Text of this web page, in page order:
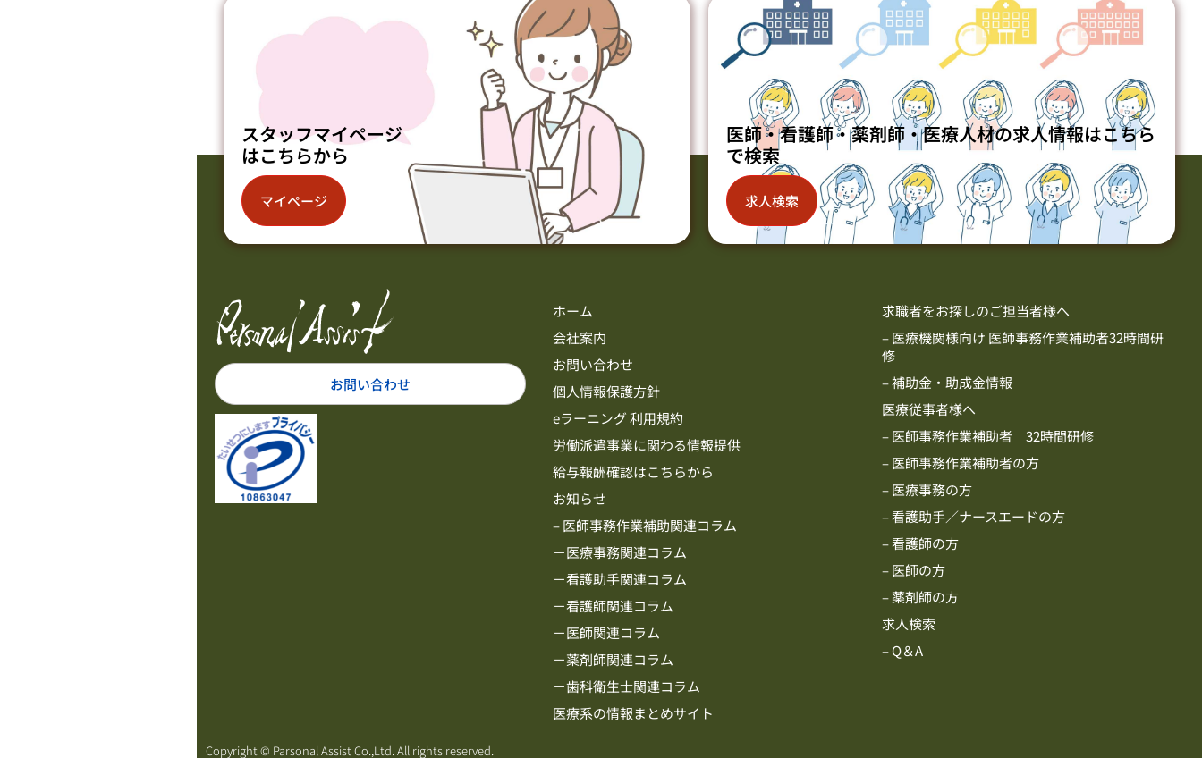
スタッフマイページ
はこちらから
マイページ
医師・看護師・薬剤師・医療人材の求人情報はこちら
で検索
求人検索
お問い合わせ
ホーム
会社案内
お問い合わせ
個人情報保護方針
eラーニング 利用規約
労働派遣事業に関わる情報提供
給与報酬確認はこちらから
お知らせ
– 医師事務作業補助関連コラム
－医療事務関連コラム
－看護助手関連コラム
－看護師関連コラム
－医師関連コラム
－薬剤師関連コラム
－歯科衛生士関連コラム
医療系の情報まとめサイト
求職者をお探しのご担当者様へ
– 医療機関様向け 医師事務作業補助者32時間研
修
– 補助金・助成金情報
医療従事者様へ
– 医師事務作業補助者 32時間研修
– 医師事務作業補助者の方
– 医療事務の方
– 看護助手／ナースエードの方
– 看護師の方
– 医師の方
– 薬剤師の方
求人検索
– Q＆A
Copyright © Parsonal Assist Co.,Ltd. All rights reserved.